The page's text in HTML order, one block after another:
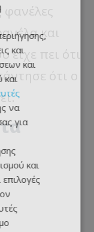
φανέλες
και
είχε πει ότι
ότι ο
και
και
και
να
για
και